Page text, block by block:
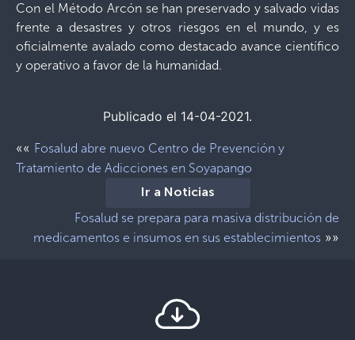
Con el Método Arcón se han preservado y salvado vidas
frente a desastres y otros riesgos en el mundo, y es
oficialmente avalado como destacado avance científico
y operativo a favor de la humanidad.
Publicado el 14-04-2021.
«« Fosalud abre nuevo Centro de Prevención y
Tratamiento de Adicciones en Soyapango
Ir a Noticias
Fosalud se prepara para masiva distribución de
medicamentos e insumos en sus establecimientos »»